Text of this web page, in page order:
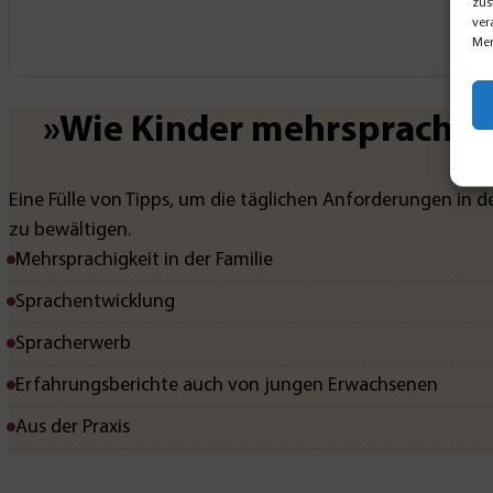
»Wie Kinder
Eine Fülle von Tipps, um die täglichen Anforderungen in
zu bewältigen.
Mehrsprachigkeit in der Familie
Sprachentwicklung
Spracherwerb
Erfahrungsberichte auch von jungen Erwachsenen
Aus der Praxis